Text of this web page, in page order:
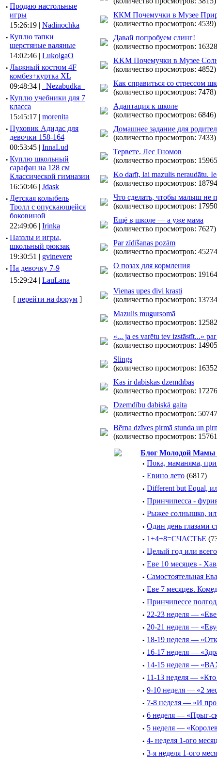
· Продаю настольные
игры
15:26:19 | Nadinochka
· Куплю тапки
шерстяные валяные
14:02:46 | LukolgaO
· Лыжный костюм 4F
комбез+куртка XL
09:48:34 |
_Nezabudka_
· Куплю учебники для 7
класса
15:45:17 | morenita
· Пуховик Адидас для
девочки 158-164
00:53:45 | InnaLud
· Куплю школьный
сарафан на 128 см
Классической гимназии
16:50:46 | Jdask
· Детская колыбель
Тролл с опускающейся
боковиной
22:49:06 | Irinka
· Паззлы и игры,
школьный рюкзак
19:30:51 | gvinevere
· Hа девочку 7-9
15:29:24 | LauLana
[ перейти на форум ]
ККМ Почемучки в Музее
(количество просмотров: 4539)
Давай попробуем слинг!
(количество просмотров:
KKM Почемучки в Музее
(количество просмотров: 4852)
Как справиться со стрессом
(количество просмотров: 7478)
Адаптация к школе
(количество просмотров: 6846)
Домашнее задание для
(количество просмотров: 7433)
Тервете. Лес Гномов
(количество просмотров:
Ko darīt, lai mazulis neraudātu.
(количество просмотров:
Что сделать, чтобы малыш не
(количество просмотров:
Ещё в школе — а уже мама
(количество просмотров: 7627)
Par zīdīšanas pozām
(количество просмотров:
О позах для кормления
(количество просмотров:
Vienas upes divi krasti
(количество просмотров:
Mazulis mugursomā
(количество просмотров:
«... ja es varētu tev izstāstīt...»
(количество просмотров:
Slings
(количество просмотров:
Kas ir dabiskās dzemdības
(количество просмотров:
Dzemdību dabiskā gaita
(количество просмотров:
Bērna dzīves pirmā stunda un
(количество просмотров:
Блог Молодой Мамы
· Пока, маманяма,
· Евино лето (6817)
· Different but Equal,
· Принчипесса -
· Рыжее солнышко,
· Один день глазами
· 1+4+8=СЧАСТЬЕ
· Целый год или
· Еве 10 месяцев -
· Самостоятельная
· Еве 7 месяцев.
· Принчипессе
· 22-23 неделя —
· 20-21 неделя —
· 18-19 неделя —
· 16-17 неделя —
· 14-15 неделя —
· 11-13 неделя — «Кто
· 9-10 неделя — «2
· 7-8 неделя — «И
· 6 неделя — «Прыг-
· 5 неделя —
· 4- неделя 1-ого
· 3-я неделя 1-ого